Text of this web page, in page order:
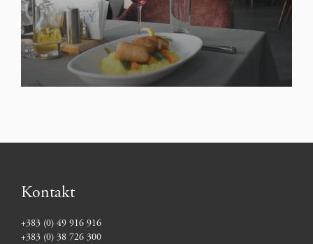
Kontakt
+383 (0) 49 916 916
+383 (0) 38 726 300